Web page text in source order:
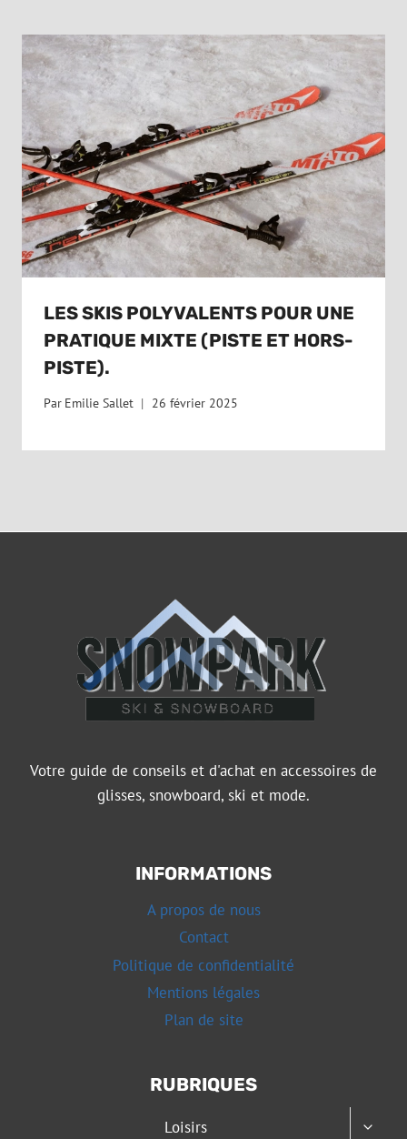
LES SKIS POLYVALENTS POUR UNE
PRATIQUE MIXTE (PISTE ET HORS-
PISTE).
Par Emilie Sallet 26 février 2025
Votre guide de conseils et d'achat en accessoires de
glisses, snowboard, ski et mode.
INFORMATIONS
A propos de nous
Contact
Politique de confidentialité
Mentions légales
Plan de site
RUBRIQUES
Loisirs